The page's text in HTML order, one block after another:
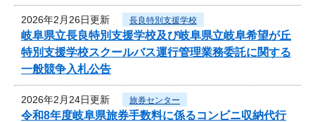
2026年2月26日更新 長良特別支援学校
岐阜県立長良特別支援学校及び岐阜県立岐阜希望が丘
特別支援学校スクールバス運行管理業務委託に関する
一般競争入札公告
2026年2月24日更新 旅券センター
令和8年度岐阜県旅券手数料に係るコンビニ収納代行